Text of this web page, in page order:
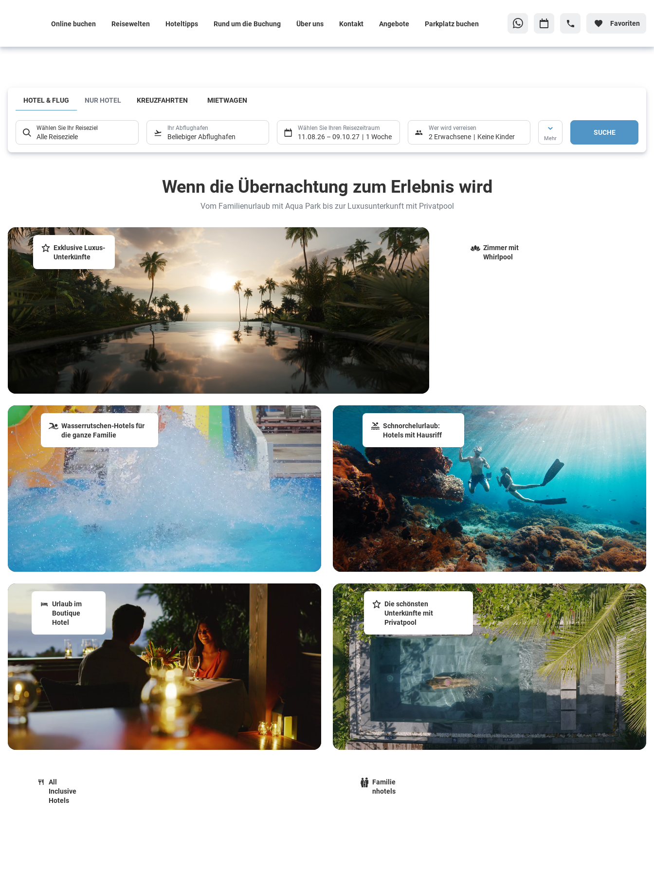
Online buchen Reisewelten Hoteltipps Rund um die Buchung Über uns Kontakt Angebote Parkplatz buchen Favoriten
die richtige
Wahl?
Hier
HOTEL & FLUG NUR HOTEL KREUZFAHRTEN MIETWAGEN
Wählen Sie Ihr Reiseziel
Alle Reiseziele
Ihr Abflughafen
Beliebiger Abflughafen
Wählen Sie Ihren Reisezeitraum
11.08.26 – 09.10.27 1 Woche
Wer wird verreisen
2 Erwachsene Keine Kinder Mehr
SUCHE
Wenn die Übernachtung zum Erlebnis wird
Vom Familienurlaub mit Aqua Park bis zur Luxusunterkunft mit Privatpool
Exklusive Luxus-
Unterkünfte
Zimmer mit
Whirlpool
Wasserrutschen-Hotels für
die ganze Familie
Schnorchelurlaub:
Hotels mit Hausriff
Urlaub im
Boutique
Hotel
Die schönsten
Unterkünfte mit
Privatpool
All
Inclusive
Hotels
Familie
nhotels